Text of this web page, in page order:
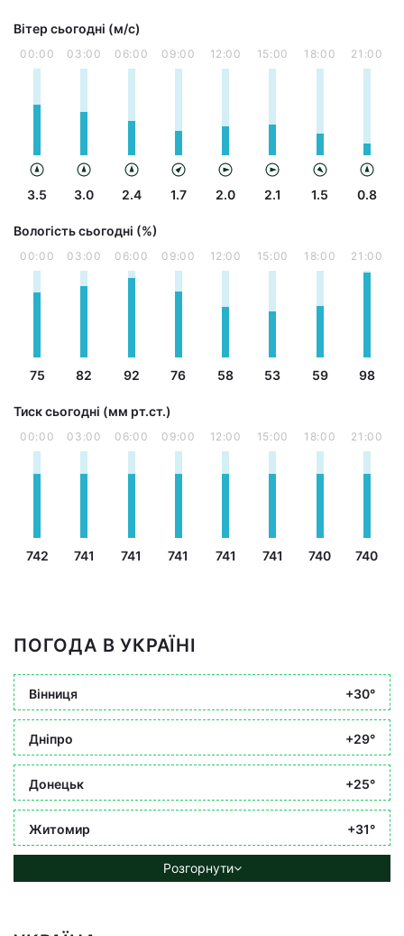
Вітер сьогодні (м/с)
00:00
3.5
03:00
3.0
06:00
2.4
09:00
1.7
12:00
2.0
15:00
2.1
18:00
1.5
21:00
0.8
Вологість сьогодні (%)
00:00
75
03:00
82
06:00
92
09:00
76
12:00
58
15:00
53
18:00
59
21:00
98
Тиск сьогодні (мм рт.ст.)
00:00
742
03:00
741
06:00
741
09:00
741
12:00
741
15:00
741
18:00
740
21:00
740
ПОГОДА В УКРАЇНІ
Вінниця +30°
Дніпро +29°
Донецьк +25°
Житомир +31°
Розгорнути